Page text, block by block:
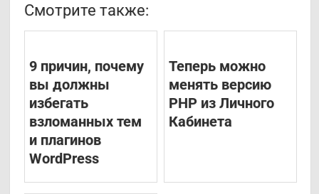
Смотрите также:
9 причин, почему
вы должны
избегать
взломанных тем
и плагинов
WordPress
Теперь можно
менять версию
PHP из Личного
Кабинета